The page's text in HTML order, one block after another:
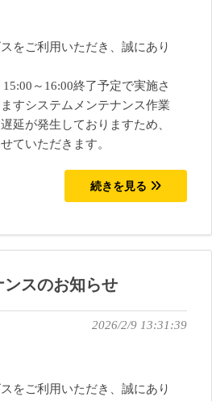
をご利用いただき、誠にあり
～16:00終了予定で実施さ
すシステムメンテナンス作業
延が発生しておりますため、
ていただきます。
続きを見る
ンスのお知らせ
2026/2/9 13:31:39
をご利用いただき、誠にあり